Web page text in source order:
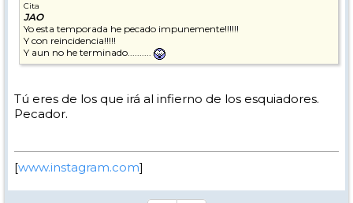
Cita
JAO
Yo esta temporada he pecado impunemente!!!!!!
Y con reincidencia!!!!!
Y aun no he terminado..........
Tú eres de los que irá al infierno de los esquiadores.
Pecador.
[www.instagram.com]